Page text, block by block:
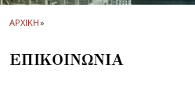
ΑΡΧΙΚΗ»
ΕΠΙΚΟΙΝΩΝΙΑ